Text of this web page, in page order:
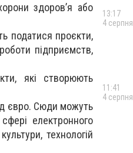
здоров’я або
податися проєкти,
підприємств,
які створюють
євро. Cюди можуть
електронного
технологій
13:17
4 серпня
11:41
4 серпня